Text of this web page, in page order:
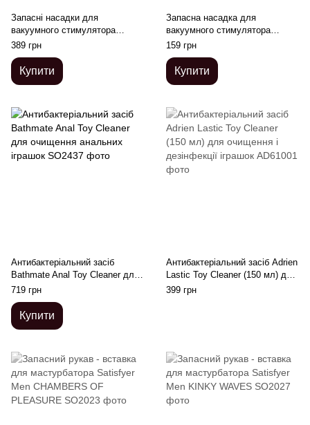
Запасні насадки для
вакуумного стимулятора
Satisfyer Pro 2 Climax Tips
(широка і вузька)
389 грн
Купити
Запасна насадка для
вакуумного стимулятора
Satisfyer Penguin Climax Tips
159 грн
Купити
Антибактеріальний засіб
Bathmate Anal Toy Cleaner для
очищення анальних іграшок
719 грн
Купити
Антибактеріальний засіб Adrien
Lastic Toy Cleaner (150 мл) для
очищення і дезінфекції іграшок
399 грн